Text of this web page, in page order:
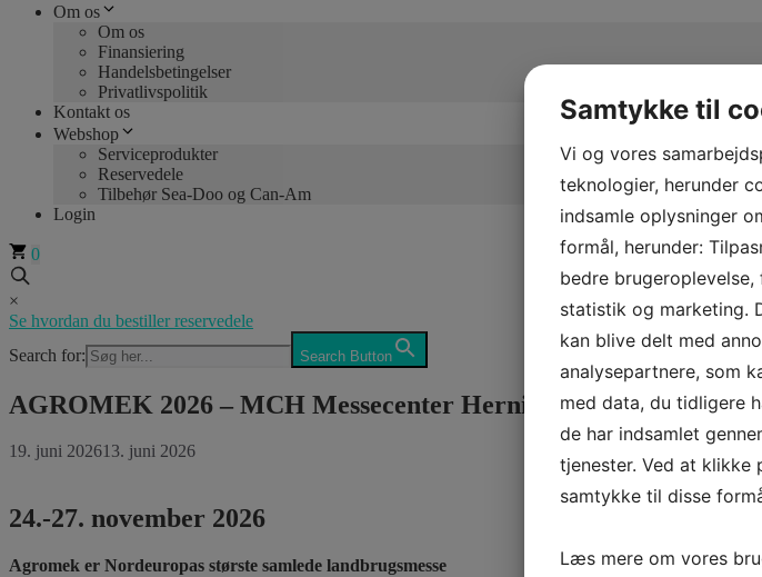
Om os
Om os
Finansiering
Handelsbetingelser
Privatlivspolitik
Kontakt os
Webshop
Serviceprodukter
Reservedele
Tilbehør Sea-Doo og Can-Am
Login
0
×
Se hvordan du bestiller reservedele
Search for:
Search Button
AGROMEK 2026 – MCH Messecenter Herning
19. juni 202613. juni 2026
24.-27. november 2026
Agromek er Nordeuropas største samlede landbrugsmesse
Samtykke til
Vi og vores
teknologier, herunder
indsamle oplysninger
formål, herunder:
bedre
statistik og marketing.
kan blive delt med
analysepartnere, som
med data, du tidligere
de har indsamlet
tjenester. Ved at klikke
samtykke til disse
Læs mere om vores